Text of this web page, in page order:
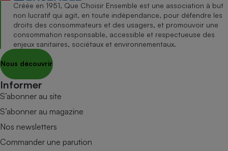
Créée en 1951, Que Choisir Ensemble est une association à but
non lucratif qui agit, en toute indépendance, pour défendre les
droits des consommateurs et des usagers, et promouvoir une
consommation responsable, accessible et respectueuse des
enjeux sanitaires, sociétaux et environnementaux.
Nous découvrir
Informer
S’abonner au site
S’abonner au magazine
Nos newsletters
Commander une parution